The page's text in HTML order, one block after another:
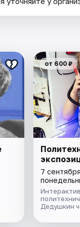
от 600 ₽
7
Дедушкин